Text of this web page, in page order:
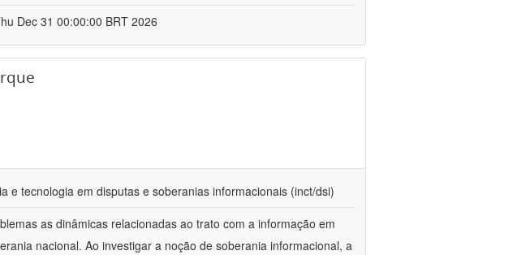
Dec 31 00:00:00 BRT 2026
e tecnologia em disputas e soberanias informacionais (inct/dsi)
as dinâmicas relacionadas ao trato com a informação em
nacional. Ao investigar a noção de soberania informacional, a